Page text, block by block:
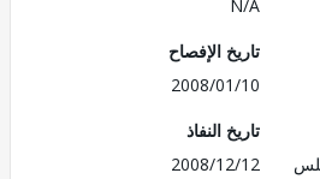
تاريخ الإفصاح
2008/01/10
تاريخ النفاذ
2008/12/12